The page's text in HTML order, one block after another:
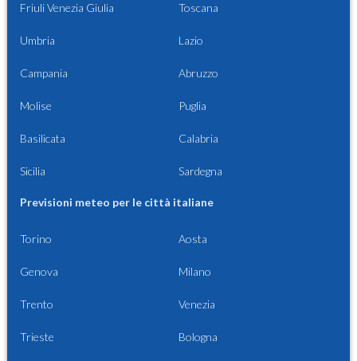
Friuli Venezia Giulia Toscana
Umbria Lazio
Campania Abruzzo
Molise Puglia
Basilicata Calabria
Sicilia Sardegna
Previsioni meteo per le città italiane
Torino Aosta
Genova Milano
Trento Venezia
Trieste Bologna